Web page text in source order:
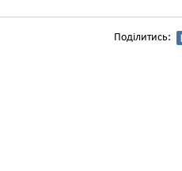
Поділитись: